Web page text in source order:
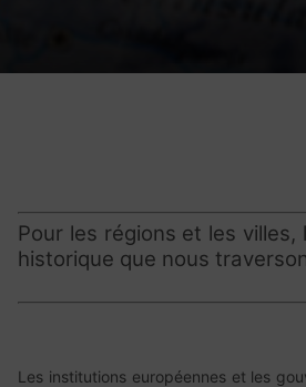
Pour les régions et les
historique que nous
Les institutions européennes et les